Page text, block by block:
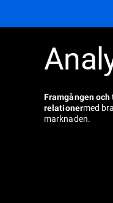
Framgången
relationermed
marknaden.